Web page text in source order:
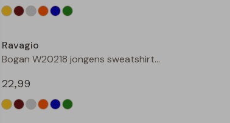
Ravagio
Bogan W20218 jongens sweatshirt Mint
22,99